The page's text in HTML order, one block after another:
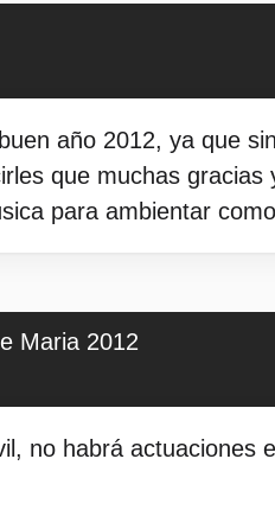
año 2012, ya que
que muchas
para ambientar
Maria 2012
no habrá actuaciones